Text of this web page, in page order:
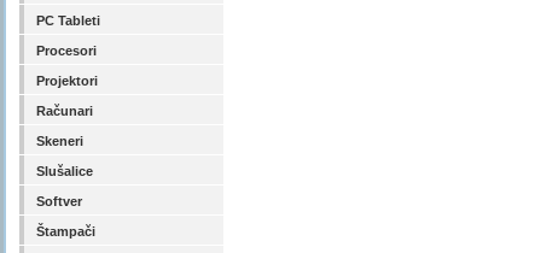
PC Tableti
Procesori
Projektori
Računari
Skeneri
Slušalice
Softver
Štampači